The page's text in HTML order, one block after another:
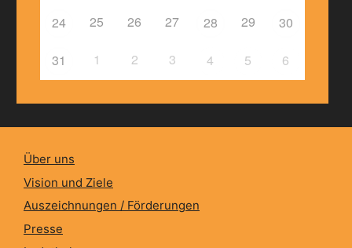
24 25 26 27 28 29 30
31 1 2 3 4 5 6
Über uns
Vision und Ziele
Auszeichnungen / Förderungen
Presse